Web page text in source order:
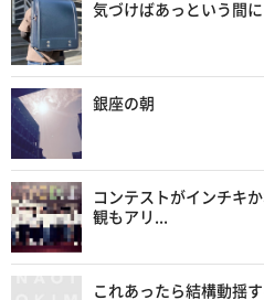
気づけばあっという間に
銀座の朝
コンテストがインチキ
観もアリ...
これあったら結構動揺